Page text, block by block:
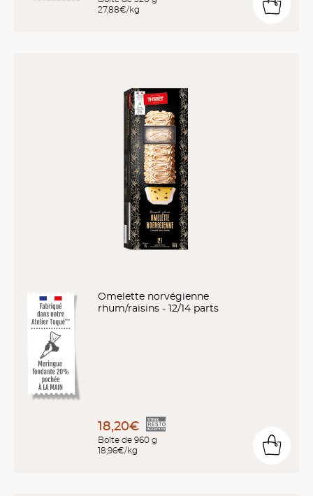
27,88€/kg
Omelette norvégienne
rhum/raisins - 12/14 parts
18,20€
Boîte de 960 g
18,96€/kg